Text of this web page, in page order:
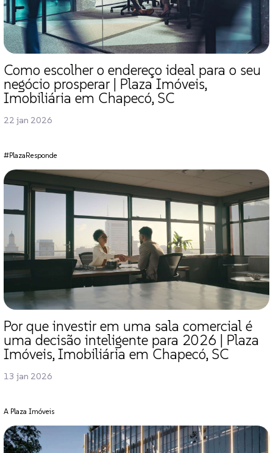
Como escolher o endereço ideal para o seu
negócio prosperar | Plaza Imóveis,
Imobiliária em Chapecó, SC
22 jan 2026
#PlazaResponde
Por que investir em uma sala comercial é
uma decisão inteligente para 2026 | Plaza
Imóveis, Imobiliária em Chapecó, SC
13 jan 2026
A Plaza Imóveis